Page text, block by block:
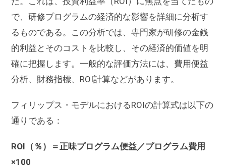
で、研修プログラムの経済的な影響を詳細に分析す
るものである。この分析では、専門家が研修の金銭
的利益とそのコストを比較し、その経済的価値を明
確に把握します。一般的な評価方法には、費用便益
分析、財務指標、ROI計算などがあります。
フィリップス・モデルにおけるROIの計算式は以下の
通りである：
ROI（％）＝正味プログラム便益／プログラム費用
×100